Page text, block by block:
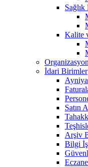
Kalite
İdari Birimler
Satın
Arşiv
Bilgi